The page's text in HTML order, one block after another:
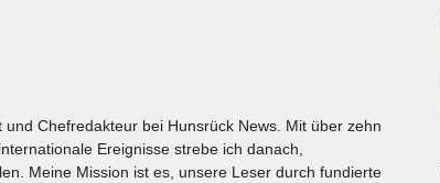
Chefredakteur bei Hunsrück News. Mit über zehn
Ereignisse strebe ich danach,
Meine Mission ist es, unsere Leser durch fundierte